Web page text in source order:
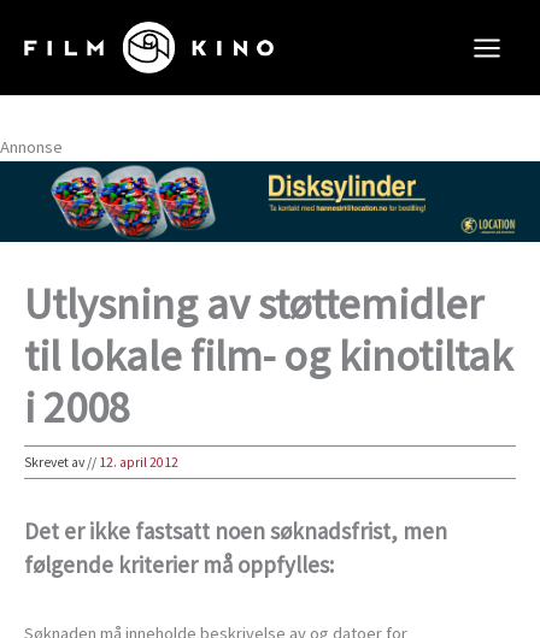
rett
innholdet
Annonse
Utlysning av støttemidler
til lokale film- og kinotiltak
i 2008
Skrevet av// 12. april 2012
Det er ikke fastsatt noen søknadsfrist, men
følgende kriterier må oppfylles:
Søknaden må inneholde beskrivelse av og datoer for